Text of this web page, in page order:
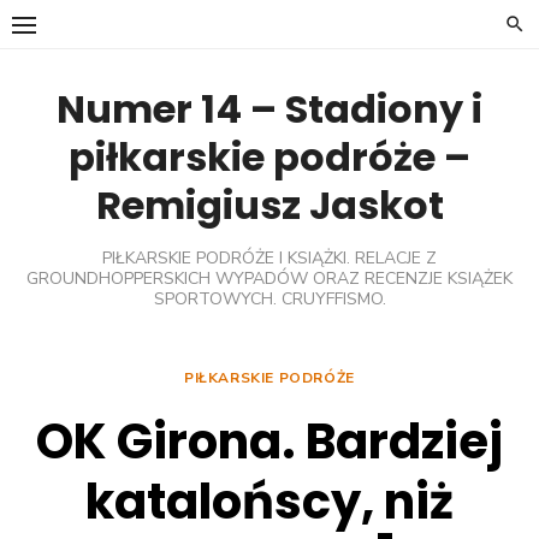
Skip
Numer 14 – Stadiony i
piłkarskie podróże –
Remigiusz Jaskot
PIŁKARSKIE PODRÓŻE I KSIĄŻKI. RELACJE Z
GROUNDHOPPERSKICH WYPADÓW ORAZ RECENZJE KSIĄŻEK
SPORTOWYCH. CRUYFFISMO.
PIŁKARSKIE PODRÓŻE
OK Girona. Bardziej
katalońscy, niż